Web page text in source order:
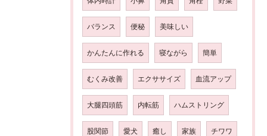
バランス 便秘 美味しい
かんたんに作れる 寝ながら 簡単
むくみ改善 エクササイズ 血流アップ
大腿四頭筋 内転筋 ハムストリング
股関節 愛犬 癒し 家族 チワワ